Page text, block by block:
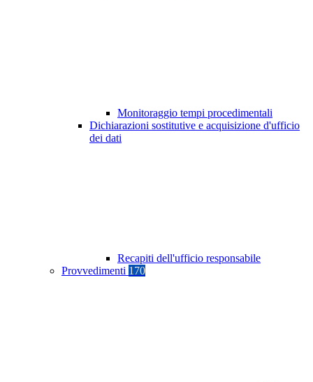
Monitoraggio tempi procedimentali
Dichiarazioni sostitutive e acquisizione d'ufficio
dei dati
Recapiti dell'ufficio responsabile
Provvedimenti 170